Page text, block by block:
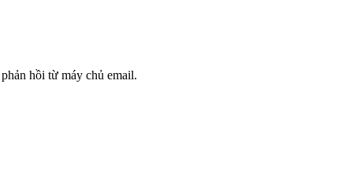
hồi từ máy chủ email.